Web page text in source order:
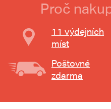
Proč
11 výdejních
míst
Poštovné
zdarma